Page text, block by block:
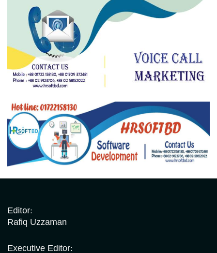
Editor:
Rafiq Uzzaman
Executive Editor: